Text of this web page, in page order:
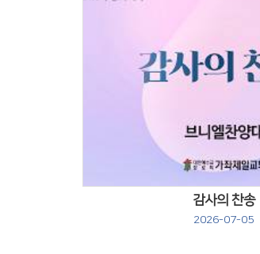
감사의 찬송
2026-07-05